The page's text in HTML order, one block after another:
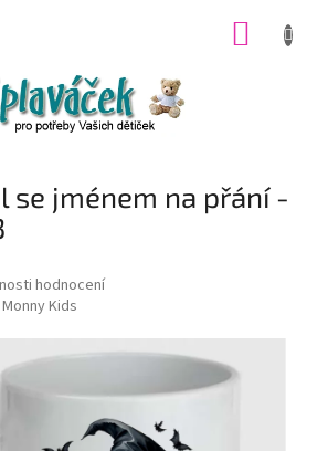
se jménem na přání -
hodnocení
Kids